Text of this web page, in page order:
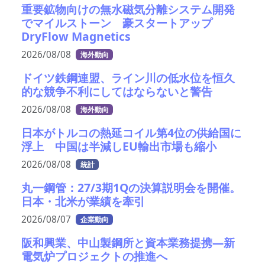
重要鉱物向けの無水磁気分離システム開発
でマイルストーン 豪スタートアップ
DryFlow Magnetics
2026/08/08 海外動向
ドイツ鉄鋼連盟、ライン川の低水位を恒久
的な競争不利にしてはならないと警告
2026/08/08 海外動向
日本がトルコの熱延コイル第4位の供給国に
浮上 中国は半減しEU輸出市場も縮小
2026/08/08 統計
丸一鋼管：27/3期1Qの決算説明会を開催。
日本・北米が業績を牽引
2026/08/07 企業動向
阪和興業、中山製鋼所と資本業務提携―新
電気炉プロジェクトの推進へ